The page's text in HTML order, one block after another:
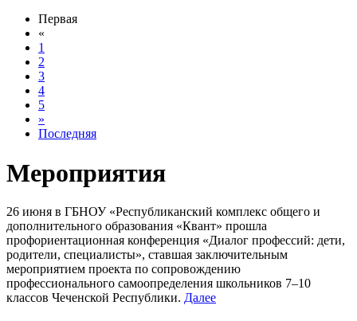
Первая
«
1
2
3
4
5
»
Последняя
Мероприятия
26 июня в ГБНОУ «Республиканский комплекс общего и
дополнительного образования «Квант» прошла
профориентационная конференция «Диалог профессий: дети,
родители, специалисты», ставшая заключительным
мероприятием проекта по сопровождению
профессионального самоопределения школьников 7–10
классов Чеченской Республики. Далее